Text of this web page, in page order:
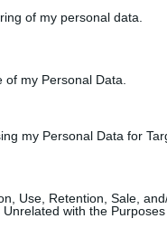
of my personal data.
my Personal Data.
my Personal Data for
Use, Retention, Sale,
with the
exame médico
para proteção da
judicial,
que poderá ficar
de Aveiro.